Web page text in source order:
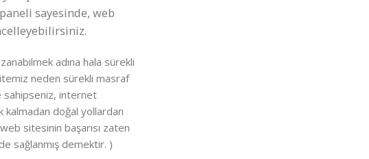
sayesinde, web
adına hala sürekli
neden sürekli masraf
sahipseniz, internet
kalmadan doğal yollardan
sitesinin başarısı zaten
sağlanmış demektir. )